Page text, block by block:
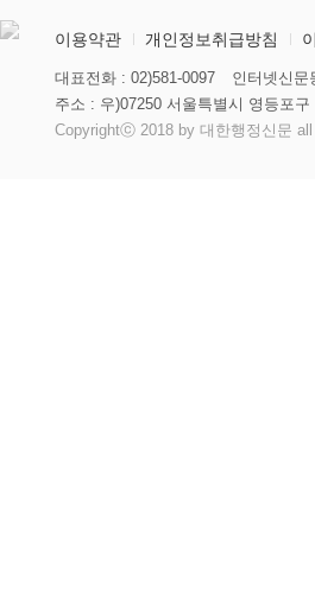
이용약관 개인정보취급방침
대표전화 : 02)581-0097 인터넷신문
주소 : 우)07250 서울특별시 영등포
Copyrightⓒ 2018 by 대한행정신문 all